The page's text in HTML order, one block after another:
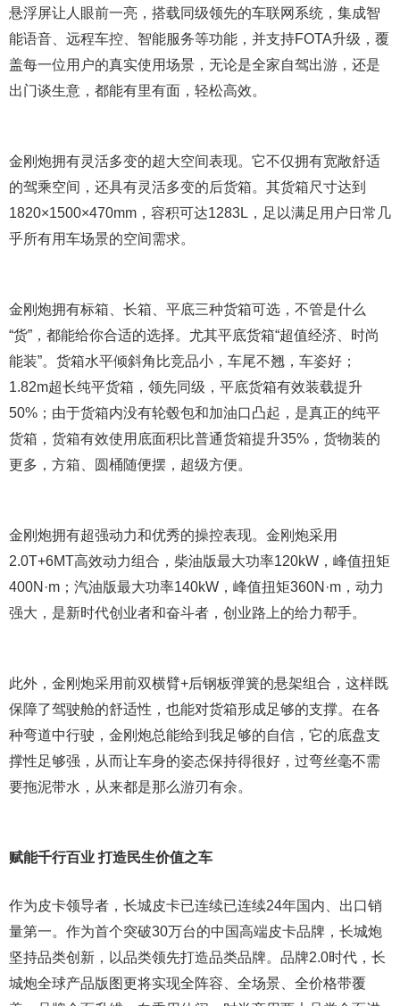
悬浮屏让人眼前一亮，搭载同级领先的车联网系统，集成智
能语音、远程车控、智能服务等功能，并支持FOTA升级，覆
盖每一位用户的真实使用场景，无论是全家自驾出游，还是
出门谈生意，都能有里有面，轻松高效。
金刚炮拥有灵活多变的超大空间表现。它不仅拥有宽敞舒适
的驾乘空间，还具有灵活多变的后货箱。其货箱尺寸达到
1820×1500×470mm，容积可达1283L，足以满足用户日常几
乎所有用车场景的空间需求。
金刚炮拥有标箱、长箱、平底三种货箱可选，不管是什么
“货”，都能给你合适的选择。尤其平底货箱“超值经济、时尚
能装”。货箱水平倾斜角比竞品小，车尾不翘，车姿好；
1.82m超长纯平货箱，领先同级，平底货箱有效装载提升
50%；由于货箱内没有轮毂包和加油口凸起，是真正的纯平
货箱，货箱有效使用底面积比普通货箱提升35%，货物装的
更多，方箱、圆桶随便摆，超级方便。
金刚炮拥有超强动力和优秀的操控表现。金刚炮采用
2.0T+6MT高效动力组合，柴油版最大功率120kW，峰值扭矩
400N·m；汽油版最大功率140kW，峰值扭矩360N·m，动力
强大，是新时代创业者和奋斗者，创业路上的给力帮手。
此外，金刚炮采用前双横臂+后钢板弹簧的悬架组合，这样既
保障了驾驶舱的舒适性，也能对货箱形成足够的支撑。在各
种弯道中行驶，金刚炮总能给到我足够的自信，它的底盘支
撑性足够强，从而让车身的姿态保持得很好，过弯丝毫不需
要拖泥带水，从来都是那么游刃有余。
赋能千行百业 打造民生价值之车
作为皮卡领导者，长城皮卡已连续已连续24年国内、出口销
量第一。作为首个突破30万台的中国高端皮卡品牌，长城炮
坚持品类创新，以品类领先打造品类品牌。品牌2.0时代，长
城炮全球产品版图更将实现全阵容、全场景、全价格带覆